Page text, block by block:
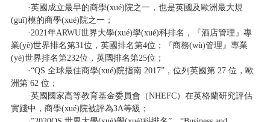
·英國成立最早的商學(xué)院之一，也是英國及歐洲最大規
(guī)模的商學(xué)院之一；
·2021年ARWU世界大學(xué)學(xué)科排名，『酒店管理』專
業(yè)世界排名第31位，英國排名第4位；『商務(wù)管理』專業
(yè)世界排名第232位，英國排名第25位；
·“QS 全球最佳商學(xué)院指南 2017”，位列英國第 27 位，歐
洲第 62 位；
·英國國家高等教育基金委員會（NHEFC）在英格蘭研究評估
實踐中，商學(xué)院被評為3A等級；